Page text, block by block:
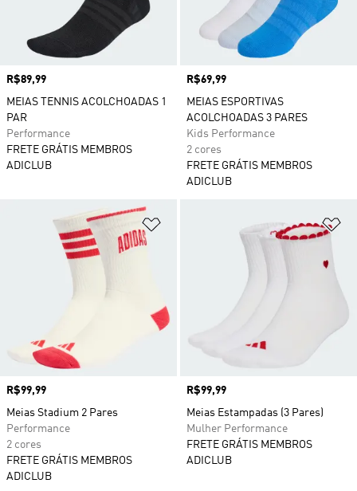
Preço
R$89,99
MEIAS TENNIS ACOLCHOADAS 1
PAR
Performance
FRETE GRÁTIS MEMBROS
ADICLUB
Preço
R$69,99
MEIAS ESPORTIVAS
ACOLCHOADAS 3 PARES
Kids Performance
2 cores
FRETE GRÁTIS MEMBROS
ADICLUB
Adicionar à Lista de Desejos
Preço
R$99,99
Meias Stadium 2 Pares
Performance
2 cores
FRETE GRÁTIS MEMBROS
ADICLUB
Preço
R$99,99
Meias Estampadas (3 Pares)
Mulher Performance
FRETE GRÁTIS MEMBROS
ADICLUB